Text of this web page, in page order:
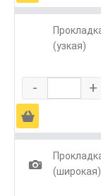
(узкая)
- +
Ä
1
(широкая)